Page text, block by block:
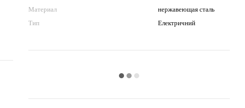
Материал
нержавеющая сталь
Тип
Електричний